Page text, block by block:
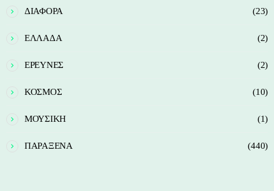
ΔΙΑΦΟΡΑ (23)
ΕΛΛΑΔΑ (2)
ΕΡΕΥΝΕΣ (2)
ΚΟΣΜΟΣ (10)
ΜΟΥΣΙΚΗ (1)
ΠΑΡΑΞΕΝΑ (440)